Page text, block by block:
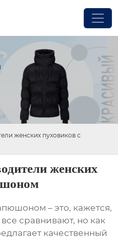
женских пуховиков с
женских
– это, кажется,
сравнивают, но как
качественный